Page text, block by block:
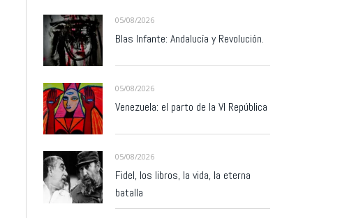
05/08/2026
Blas Infante: Andalucía y Revolución.
05/08/2026
Venezuela: el parto de la VI República
05/08/2026
Fidel, los libros, la vida, la eterna
batalla